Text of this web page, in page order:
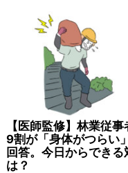
【医師監修】林業従事
9割が「身体がつらい
回答。今日からできる
は？